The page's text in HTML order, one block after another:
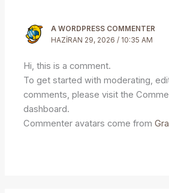
A WORDPRESS COMMENTER
HAZIRAN 29, 2026 / 10:35 AM
Hi, this is a comment.
To get started with moderating,
comments, please visit the
dashboard.
Commenter avatars come from